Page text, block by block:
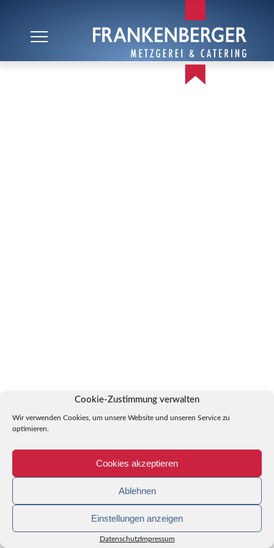
Cookie-Zustimmung verwalten
Wir verwenden Cookies, um unsere Website und unseren Service zu
optimieren.
Cookies akzeptieren
Ablehnen
Einstellungen anzeigen
DatenschutzImpressum